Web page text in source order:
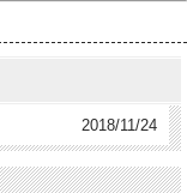
2018/11/24